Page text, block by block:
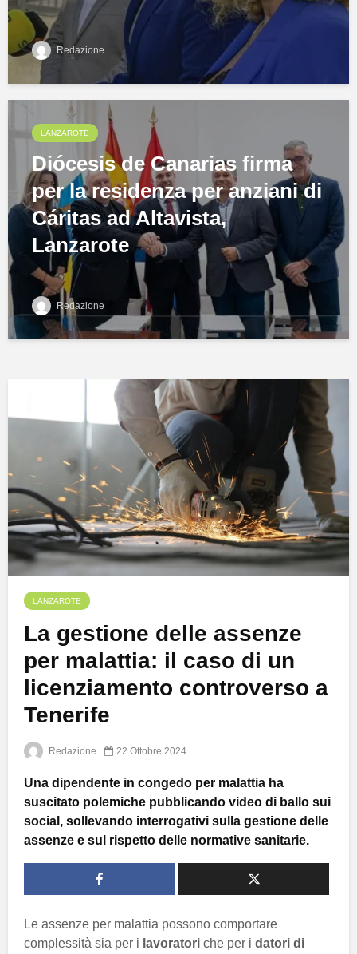
Redazione
LANZAROTE
Diócesis de Canarias firma
per la residenza per anziani di
Cáritas ad Altavista,
Lanzarote
Redazione
LANZAROTE
La gestione delle assenze
per malattia: il caso di un
licenziamento controverso a
Tenerife
Redazione 22 Ottobre 2024
Una dipendente in congedo per malattia ha
suscitato polemiche pubblicando video di ballo sui
social, sollevando interrogativi sulla gestione delle
assenze e sul rispetto delle normative sanitarie.
Le assenze per malattia possono comportare
complessità sia per i lavoratori che per i datori di